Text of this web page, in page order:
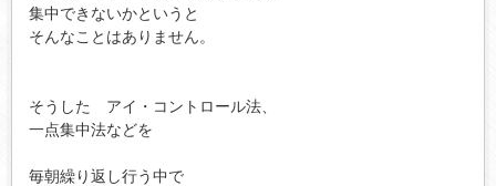
集中できないかというと
そんなことはありません。
そうした　アイ・コントロール法、
一点集中法などを
毎朝繰り返し行う中で